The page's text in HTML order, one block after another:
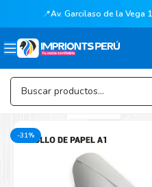
📍Av. Garcilaso de la Vega
-31%